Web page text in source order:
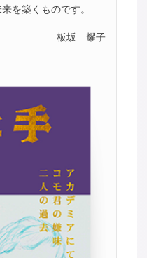
を築くものです。
板坂 耀子